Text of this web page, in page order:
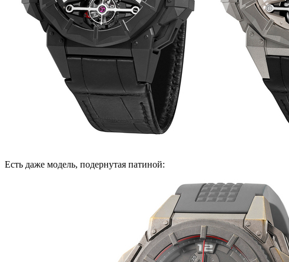
Есть даже модель, подернутая патиной: